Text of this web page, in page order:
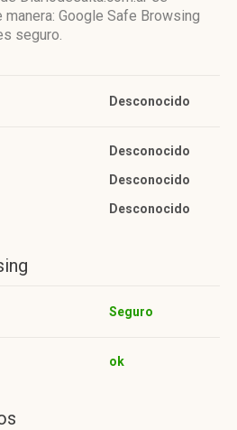
Google Safe Browsing
seguro.
Desconocido
Desconocido
Desconocido
Desconocido
Seguro
ok